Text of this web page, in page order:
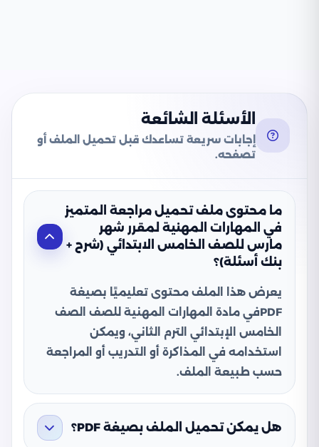
الأسئلة الشائعة
إجابات سريعة تساعدك قبل تحميل الملف أو
تصفحه.
ما محتوى ملف تحميل مراجعة المتميز
في المهارات المهنية لمقرر شهر
مارس للصف الخامس الابتدائي (شرح +
بنك أسئلة)؟
يعرض هذا الملف محتوى تعليميًا بصيغة
PDFفي مادة المهارات المهنية للصف الصف
الخامس الإبتدائي الترم الثاني، ويمكن
استخدامه في المذاكرة أو التدريب أو المراجعة
حسب طبيعة الملف.
هل يمكن تحميل الملف بصيغة PDF؟